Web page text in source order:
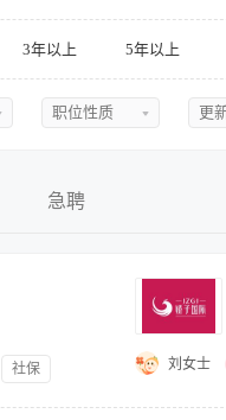
3年以上 5年以上
职位性质
全职
更
近
近
近
急聘
社保
刘女士